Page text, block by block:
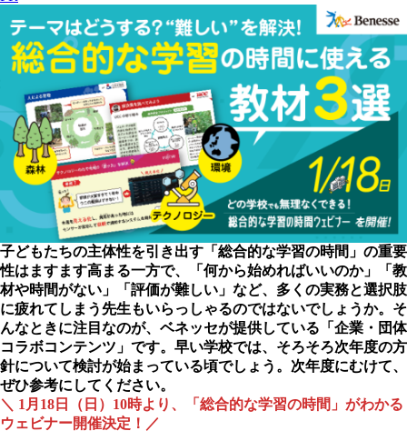
子どもたちの主体性を引き出す「総合的な学習の時間」の重要
性はますます高まる一方で、「何から始めればいいのか」「教
材や時間がない」「評価が難しい」など、多くの実務と選択肢
に疲れてしまう先生もいらっしゃるのではないでしょうか。そ
んなときに注目なのが、ベネッセが提供している「企業・団体
コラボコンテンツ」です。早い学校では、そろそろ次年度の方
針について検討が始まっている頃でしょう。次年度にむけて、
ぜひ参考にしてください。
＼ 1月18日（日）10時より、「総合的な学習の時間」がわかる
ウェビナー開催決定！／